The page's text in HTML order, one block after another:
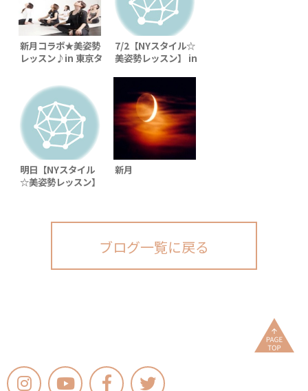
新月コラボ★美姿勢
レッスン♪in 東京タ
7/2【NYスタイル☆
美姿勢レッスン】 in
明日【NYスタイル
☆美姿勢レッスン】
新月
ブログ一覧に戻る